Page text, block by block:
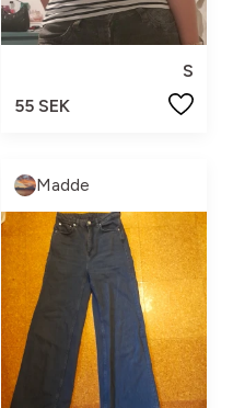
S
55 SEK
Madde